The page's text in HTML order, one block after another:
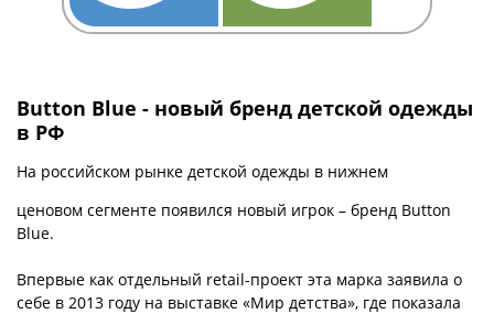
Button Blue - новый бренд детской одежды
в РФ
На российском рынке детской одежды в нижнем
ценовом сегменте появился новый игрок – бренд Button
Blue.
Впервые как отдельный retail-проект эта марка заявила о
себе в 2013 году на выставке «Мир детства», где показала